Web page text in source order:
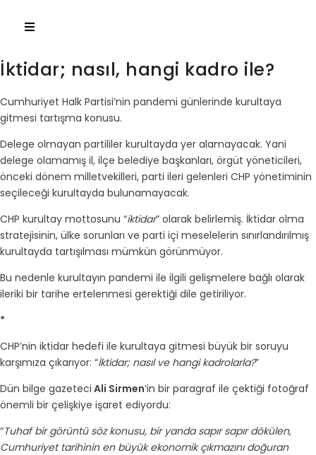
İktidar; nasıl, hangi kadro ile?
Cumhuriyet Halk Partisi’nin pandemi günlerinde kurultaya
gitmesi tartışma konusu.
Delege olmayan partililer kurultayda yer alamayacak. Yani
delege olamamış il, ilçe belediye başkanları, örgüt yöneticileri,
önceki dönem milletvekilleri, parti ileri gelenleri CHP yönetiminin
seçileceği kurultayda bulunamayacak.
CHP kurultay mottosunu “iktidar” olarak belirlemiş. İktidar olma
stratejisinin, ülke sorunları ve parti içi meselelerin sınırlandırılmış
kurultayda tartışılması mümkün görünmüyor.
Bu nedenle kurultayın pandemi ile ilgili gelişmelere bağlı olarak
ileriki bir tarihe ertelenmesi gerektiği dile getiriliyor.
*
CHP’nin iktidar hedefi ile kurultaya gitmesi büyük bir soruyu
karşımıza çıkarıyor: “İktidar; nasıl ve hangi kadrolarla?”
Dün bilge gazeteci Ali Sirmen’in bir paragraf ile çektiği fotoğraf
önemli bir çelişkiye işaret ediyordu:
“Tuhaf bir görüntü söz konusu, bir yanda sapır sapır dökülen,
Cumhuriyet tarihinin en büyük ekonomik çıkmazını doğuran